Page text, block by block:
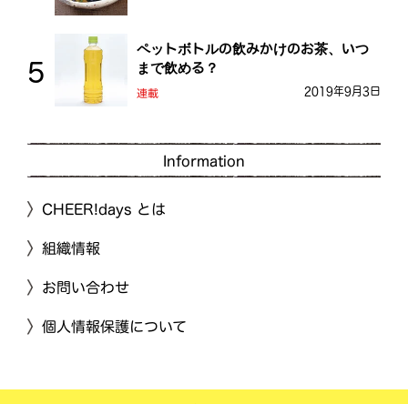
ペットボトルの飲みかけのお茶、いつ
まで飲める？
連載 2019年9月3日
Information
CHEER!days とは
組織情報
お問い合わせ
個人情報保護について